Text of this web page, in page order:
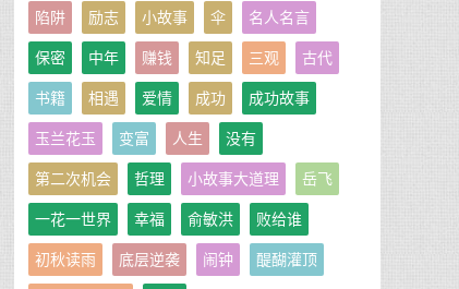
陷阱 励志 小故事 伞 名人名言
保密 中年 赚钱 知足 三观 古代
书籍 相遇 爱情 成功 成功故事
玉兰花玉 变富 人生 没有
第二次机会 哲理 小故事大道理 岳飞
一花一世界 幸福 俞敏洪 败给谁
初秋读雨 底层逆袭 闹钟 醍醐灌顶